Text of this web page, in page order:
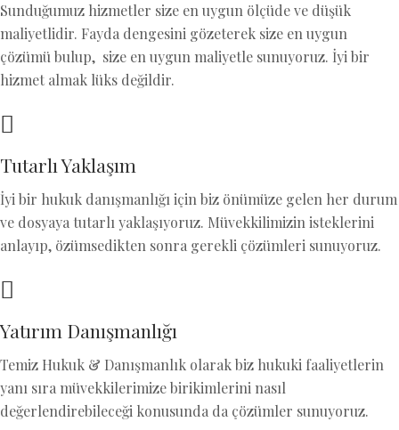
Sunduğumuz hizmetler size en uygun ölçüde ve düşük
maliyetlidir. Fayda dengesini gözeterek size en uygun
çözümü bulup, size en uygun maliyetle sunuyoruz. İyi bir
hizmet almak lüks değildir.
Tutarlı Yaklaşım
İyi bir hukuk danışmanlığı için biz önümüze gelen her durum
ve dosyaya tutarlı yaklaşıyoruz. Müvekkilimizin isteklerini
anlayıp, özümsedikten sonra gerekli çözümleri sunuyoruz.
Yatırım Danışmanlığı
Temiz Hukuk & Danışmanlık olarak biz hukuki faaliyetlerin
yanı sıra müvekkilerimize birikimlerini nasıl
değerlendirebileceği konusunda da çözümler sunuyoruz.